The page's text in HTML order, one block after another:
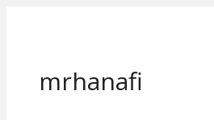
mrhanafi